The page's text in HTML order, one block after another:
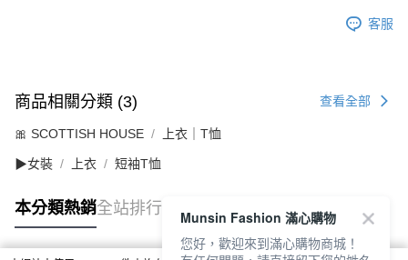
客服
商品相關分類 (3) 查看全部
🎀 SCOTTISH HOUSE 上衣｜T恤
▶女裝 上衣 短袖T恤
本分類熱銷全站排行
Munsin Fashion 滿心購物
您好，歡迎來到滿心購物商城！